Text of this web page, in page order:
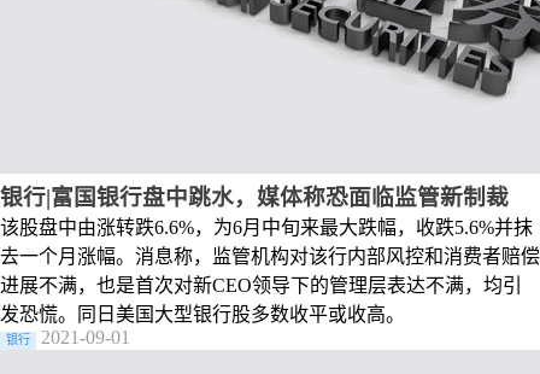
银行|富国银行盘中跳水，媒体称恐面临监管新制裁
该股盘中由涨转跌6.6%，为6月中旬来最大跌幅，收跌5.6%并抹
去一个月涨幅。消息称，监管机构对该行内部风控和消费者赔偿
进展不满，也是首次对新CEO领导下的管理层表达不满，均引
发恐慌。同日美国大型银行股多数收平或收高。
银行 2021-09-01